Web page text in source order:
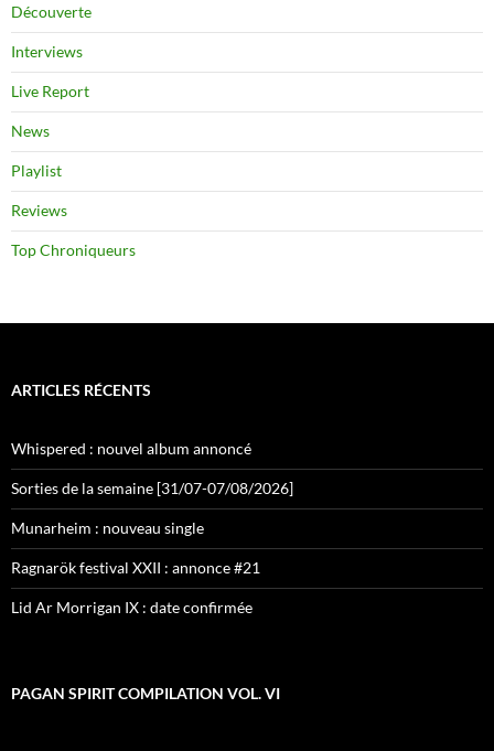
Découverte
Interviews
Live Report
News
Playlist
Reviews
Top Chroniqueurs
ARTICLES RÉCENTS
Whispered : nouvel album annoncé
Sorties de la semaine [31/07-07/08/2026]
Munarheim : nouveau single
Ragnarök festival XXII : annonce #21
Lid Ar Morrigan IX : date confirmée
PAGAN SPIRIT COMPILATION VOL. VI